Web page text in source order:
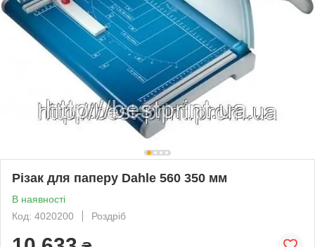
Різак для паперу Dahle 560 350 мм
В наявності
Код: 4020200
Роздріб